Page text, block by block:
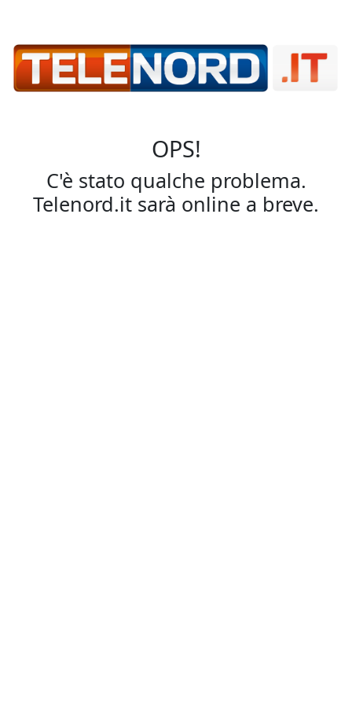
OPS!
C'è stato qualche problema.
Telenord.it sarà online a breve.